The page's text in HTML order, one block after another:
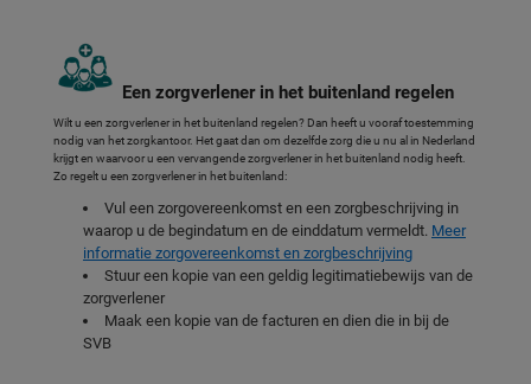
Een zorgverlener in het buitenland regelen
Wilt u een zorgverlener in het buitenland regelen? Dan heeft u vooraf toestemming
nodig van het zorgkantoor. Het gaat dan om dezelfde zorg die u nu al in Nederland
krijgt en waarvoor u een vervangende zorgverlener in het buitenland nodig heeft.
Zo regelt u een zorgverlener in het buitenland:
Vul een zorgovereenkomst en een zorgbeschrijving in
waarop u de begindatum en de einddatum vermeldt. Meer
informatie zorgovereenkomst en zorgbeschrijving
Stuur een kopie van een geldig legitimatiebewijs van de
zorgverlener
Maak een kopie van de facturen en dien die in bij de
SVB